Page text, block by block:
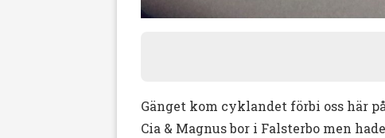
Gänget kom cyklandet förbi oss här
Cia & Magnus bor i Falsterbo men